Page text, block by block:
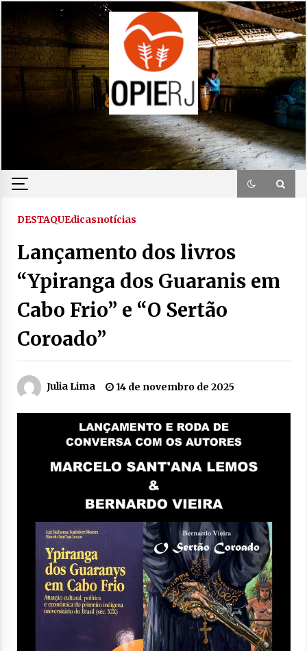
to
content
DESTAQUEdicasnotícias
Lançamento dos livros
“Ypiranga dos Guaranis em
Cabo Frio” e “O Sertão
Coroado”
Julia Lima 14 de novembro de 2025